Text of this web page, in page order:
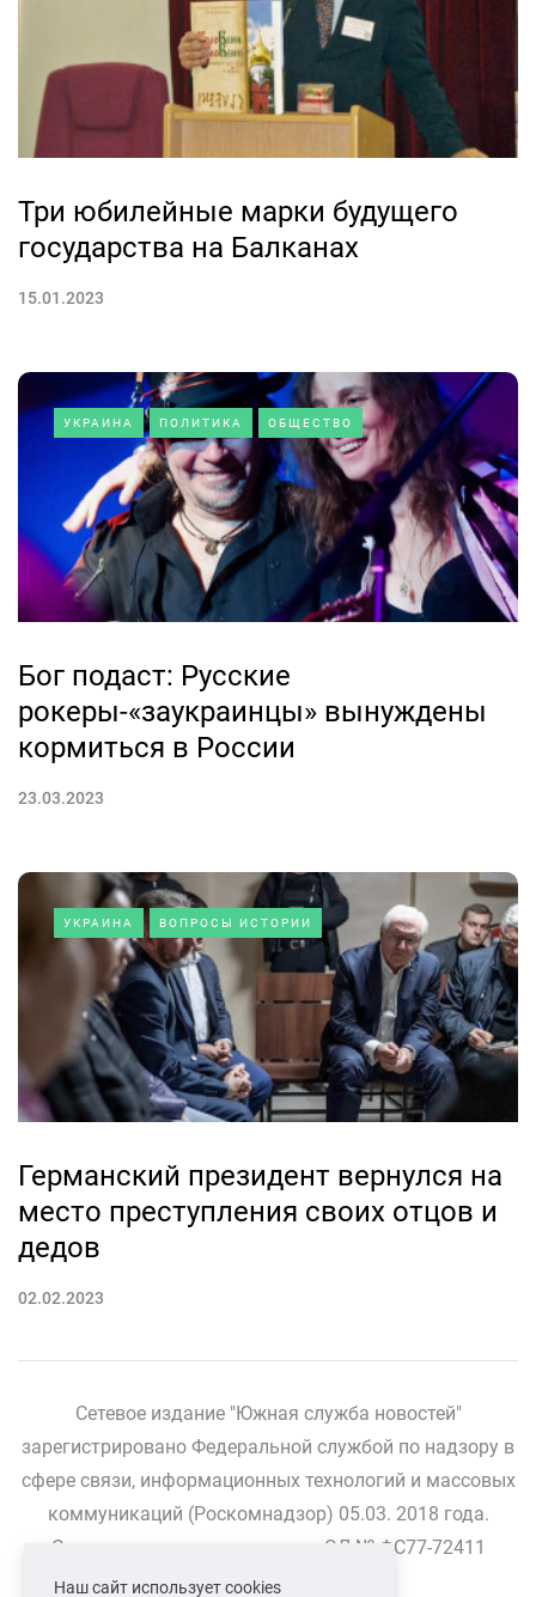
Три юбилейные марки будущего
государства на Балканах
15.01.2023
УКРАИНА ПОЛИТИКА ОБЩЕСТВО
Бог подаст: Русские
рокеры-«заукраинцы» вынуждены
кормиться в России
23.03.2023
УКРАИНА ВОПРОСЫ ИСТОРИИ
Германский президент вернулся на
место преступления своих отцов и
дедов
02.02.2023
Сетевое издание "Южная служба новостей"
зарегистрировано Федеральной службой по надзору в
сфере связи, информационных технологий и массовых
коммуникаций (Роскомнадзор) 05.03. 2018 года.
Свидетельство о регистрации ЭЛ № ФС77-72411
Наш сайт использует cookies